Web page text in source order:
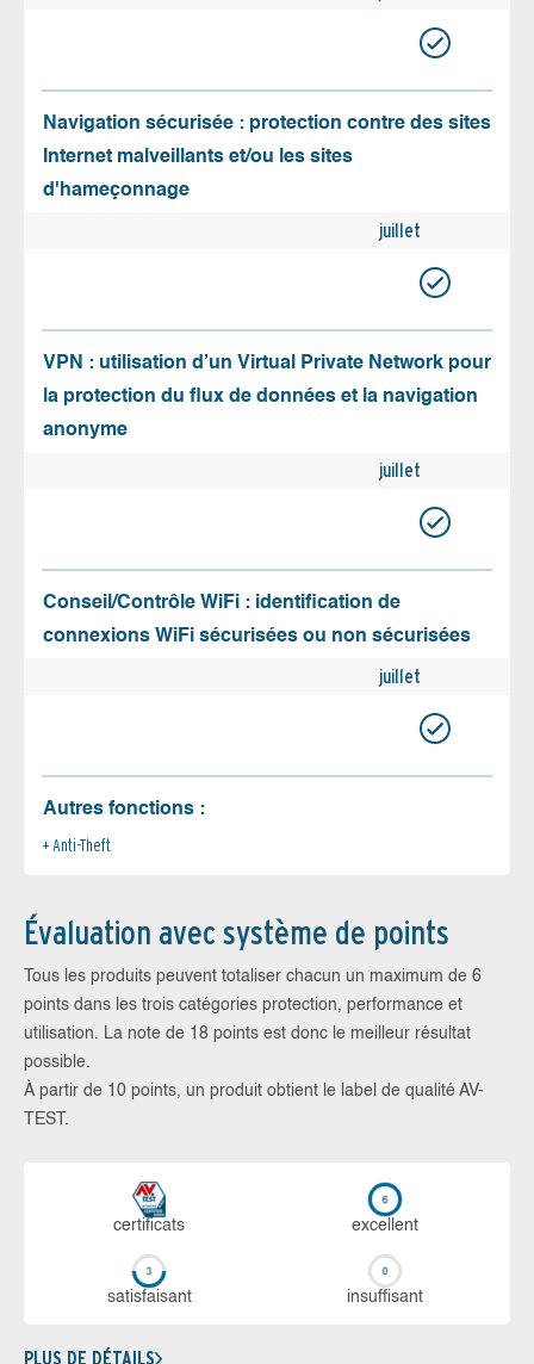
Navigation sécurisée : protection contre des sites
Internet malveillants et/ou les sites
d'hameçonnage
juillet
VPN : utilisation d’un Virtual Private Network pour
la protection du flux de données et la navigation
anonyme
juillet
Conseil/Contrôle WiFi : identification de
connexions WiFi sécurisées ou non sécurisées
juillet
Autres fonctions :
Anti-Theft
Évaluation avec système de points
Tous les produits peuvent totaliser chacun un maximum de 6
points dans les trois catégories protection, performance et
utilisation. La note de 18 points est donc le meilleur résultat
possible.
À partir de 10 points, un produit obtient le label de qualité AV-
TEST.
certi­ficats ex­cellent
sa­tis­fai­sant in­suf­fi­sant
PLUS DE DÉTAILS